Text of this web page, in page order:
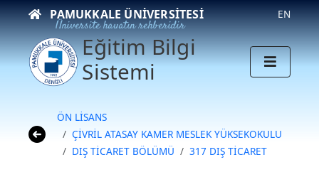
PAMUKKALE ÜNIVERSITESI
Üniversite hayatın rehberidir
EN
Eğitim Bilgi
Sistemi
ÖN LİSANS
ÇİVRİL ATASAY KAMER MESLEK YÜKSEKOKULU
DIŞ TİCARET BÖLÜMÜ
317 DIŞ TİCARET